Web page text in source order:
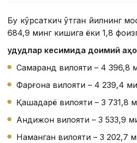
Бу кўрсаткич ўтган йилнинг
684,9 минг кишига ёки 1,8
Ҳудудлар кесимида доимий
Самарқанд вилояти – 4 396,8
Фарғона вилояти – 4 239,4
Қашқадарё вилояти – 3 731,8
Андижон вилояти – 3 533,9
Наманган вилояти – 3 202,7